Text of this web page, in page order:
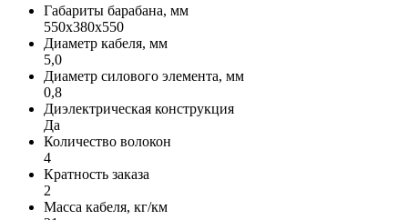
Габариты барабана, мм
550x380x550
Диаметр кабеля, мм
5,0
Диаметр силового элемента, мм
0,8
Диэлектрическая конструкция
Да
Количество волокон
4
Кратность заказа
2
Масса кабеля, кг/км